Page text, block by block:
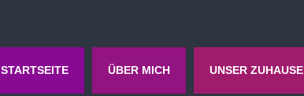
STARTSEITE ÜBER MICH UNSER ZUHAUSE